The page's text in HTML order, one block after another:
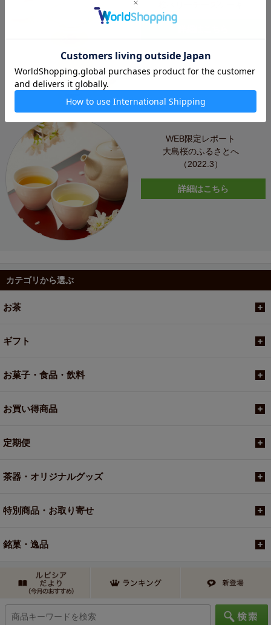
WEB限定レポート
大島桜のふるさとへ
（2022.3）
詳細はこちら
カテゴリから選ぶ
お茶
ギフト
お菓子・食品・飲料
お買い得商品
定期便
茶器・オリジナルグッズ
特別商品・お取り寄せ
銘菓・逸品